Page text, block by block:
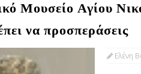
Μουσείο Αγίου
να προσπεράσεις
Ελένη